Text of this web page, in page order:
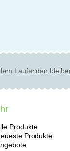
Laufenden
Produkte
Produkte